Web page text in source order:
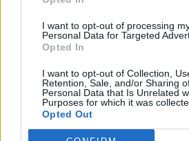
I want to opt-out of processing
Personal Data for Targeted
Opted In
I want to opt-out of Collection,
Retention, Sale, and/or Sharing
Personal Data that Is Unrelated
Purposes for which it was
Opted Out
– Η Καρένινα σου/σας
σύμβολο, χειραφέτησης και
Ακριβώς, τώρα μέσα από τη
κατανοώ περισσότερο. Σε
τηλεόραση υπάρχουν πιο